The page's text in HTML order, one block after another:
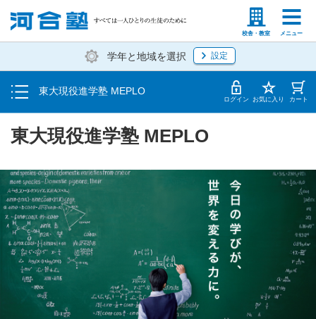
校舎・教室 メニュー
塾生の方 高等学校の先生
学年と地域を選択 設定
東大現役進学塾 MEPLO
カリキュラム説明会・イベント
教室・アクセス ログイン お気に入り カート
東大現役進学塾 MEPLO